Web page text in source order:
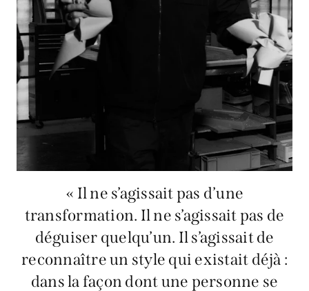
« Il ne s’agissait pas d’une
transformation. Il ne s’agissait pas de
déguiser quelqu’un. Il s’agissait de
reconnaître un style qui existait déjà :
dans la façon dont une personne se